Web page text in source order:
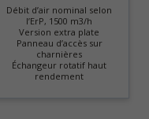
Débit d’air nominal selon
l’ErP, 1500 m3/h
Version extra plate
Panneau d’accès sur
charnières
Échangeur rotatif haut
rendement